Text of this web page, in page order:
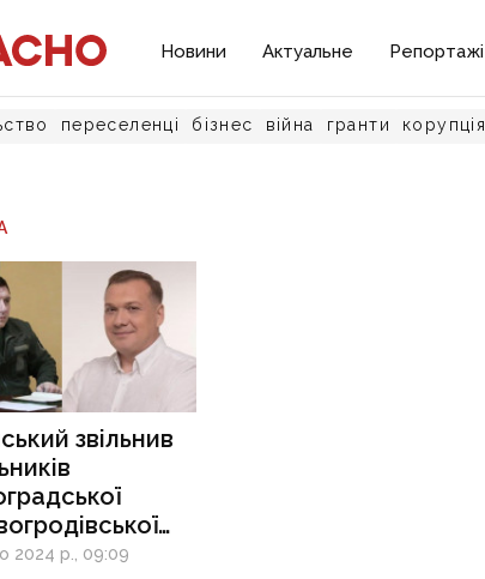
Новини Актуальне Репортажі
переселенці бізнес війна гранти корупція
звільнив
2024 р., 09:09